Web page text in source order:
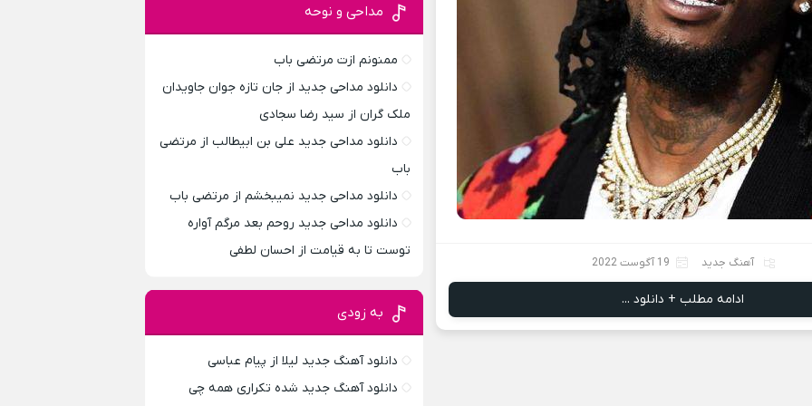
آهنگ جدید 19 آگوست 2022
ادامه مطلب + دانلود ...
مداحی و نوحه
ممنونم ازت مرتضی باب
دانلود مداحی جدید از جان تازه جوان جاویدان
ملک گران از سید رضا سجادی
دانلود مداحی جدید علی بن ابیطالب از مرتضی
باب
دانلود مداحی جدید نمیبخشم از مرتضی باب
دانلود مداحی جدید روحم بعد مرگم آواره
توست تا به قیامت از احسان لطفی
به زودی
دانلود آهنگ جدید لیلا از پیام عباسی
دانلود آهنگ جدید شده تکراری همه چی